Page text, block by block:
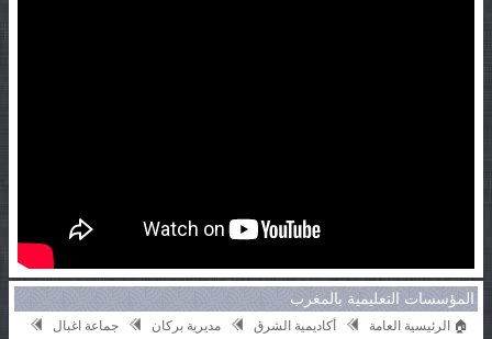
المؤسسات التعليمية بالمغرب
🏠 الرئيسية العامة أكاديمية الشرق مديرية بركان جماعة اغبال